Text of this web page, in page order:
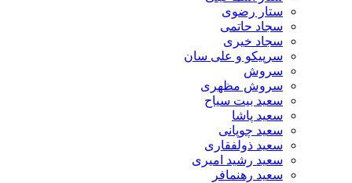
ستار رضوی
سجاد حاتمی
سجاد خیری
سرپیکو و علی سان
سروش
سروش مظهری
سعید بیت سیاح
سعید پاشا
سعید چوپانی
سعید ذولفقاری
سعید رشید امیری
سعید رهنمافر